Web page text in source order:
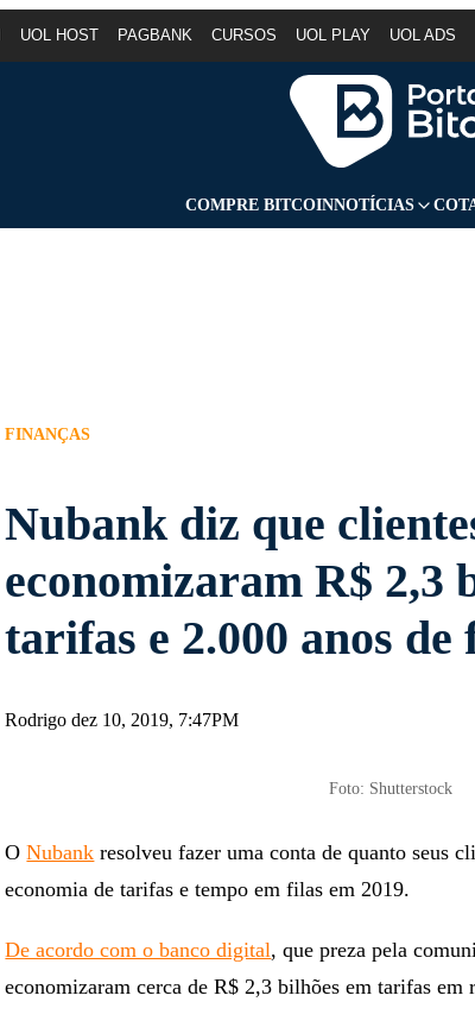
UOL HOST PAGBANK CURSOS UOL PLAY UOL ADS
COMPRE BITCOINNOTÍCIAS
FINANÇAS
Nubank diz que
economizaram R$ 2,3
tarifas e 2.000 anos de
Rodrigo dez 10, 2019, 7:47PM
Foto: Shutterstock
ONubank resolveu fazer uma conta de quanto seus
economia de tarifas e tempo em filas em 2019.
De acordo com o banco digital, que preza pela
economizaram cerca de R$ 2,3 bilhões em tarifas em